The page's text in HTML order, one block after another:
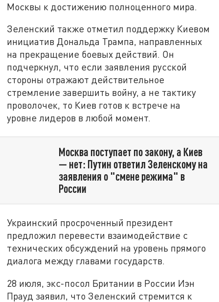
Москвы к достижению полноценного мира.
Зеленский также отметил поддержку Киевом
инициатив Дональда Трампа, направленных
на прекращение боевых действий. Он
подчеркнул, что если заявления русской
стороны отражают действительное
стремление завершить войну, а не тактику
проволочек, то Киев готов к встрече на
уровне лидеров в любой момент.
Москва поступает по закону, а Киев
— нет: Путин ответил Зеленскому на
заявления о "смене режима" в
России
Украинский просроченный президент
предложил перевести взаимодействие с
технических обсуждений на уровень прямого
диалога между главами государств.
28 июля, экс-посол Британии в России Иэн
Прауд заявил, что Зеленский стремится к